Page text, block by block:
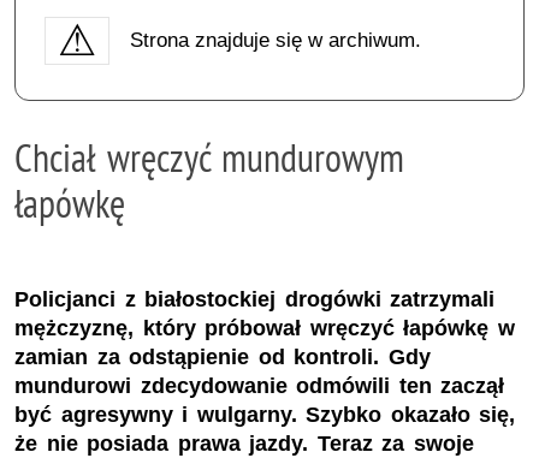
Strona znajduje się w archiwum.
Chciał wręczyć mundurowym
łapówkę
Policjanci z białostockiej drogówki zatrzymali
mężczyznę, który próbował wręczyć łapówkę w
zamian za odstąpienie od kontroli. Gdy
mundurowi zdecydowanie odmówili ten zaczął
być agresywny i wulgarny. Szybko okazało się,
że nie posiada prawa jazdy. Teraz za swoje